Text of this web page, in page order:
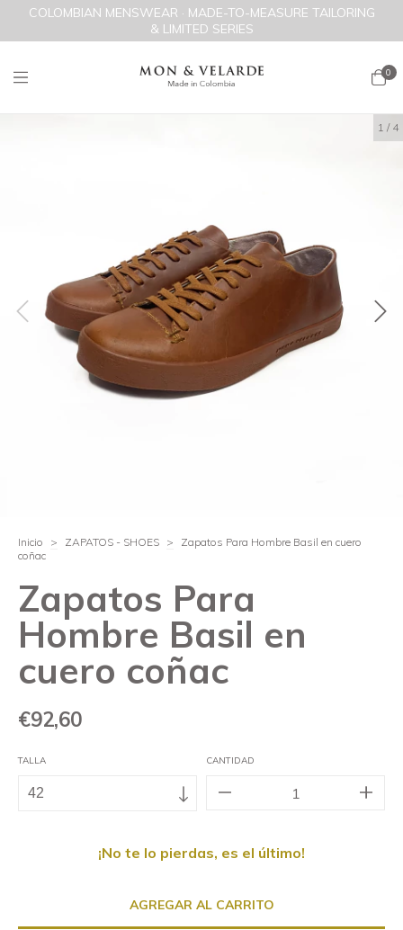
COLOMBIAN MENSWEAR · MADE-TO-MEASURE TAILORING
& LIMITED SERIES
0
1 / 4
Inicio > ZAPATOS - SHOES >
Zapatos Para Hombre Basil en cuero
coñac
Zapatos Para
Hombre Basil en
cuero coñac
€92,60
TALLA CANTIDAD
¡No te lo pierdas, es el último!